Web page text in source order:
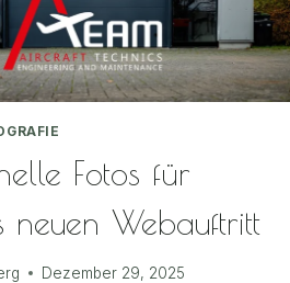
Fotos für
neuen Webauftritt
Dezember 29, 2025